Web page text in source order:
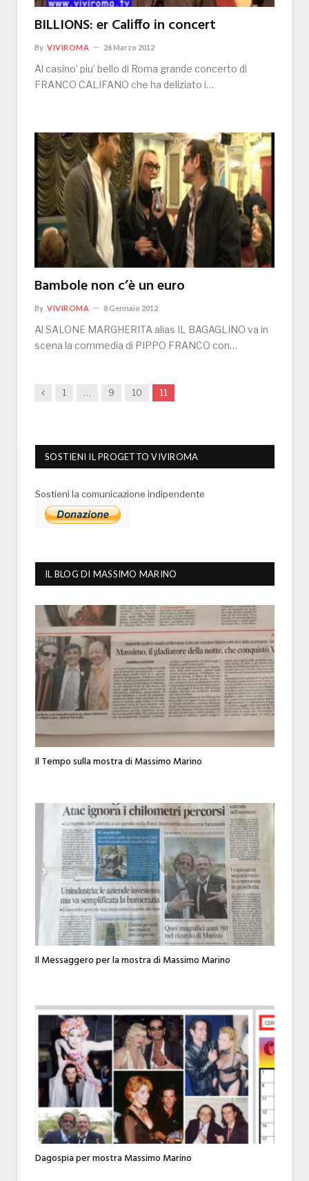
BILLIONS: er Califfo in concert
By VIVIROMA 26 Marzo 2012
Al casino’ piu’ bello di Roma grande concerto di
FRANCO CALIFANO che ha deliziato i…
Bambole non c’è un euro
By VIVIROMA 8 Gennaio 2012
Al SALONE MARGHERITA alias IL BAGAGLINO va in
scena la commedia di PIPPO FRANCO con…
Previous
1 9 10 11
SOSTIENI IL PROGETTO VIVIROMA
Sostieni la comunicazione indipendente
IL BLOG DI MASSIMO MARINO
Il Tempo sulla mostra di Massimo Marino
Il Messaggero per la mostra di Massimo Marino
Dagospia per mostra Massimo Marino